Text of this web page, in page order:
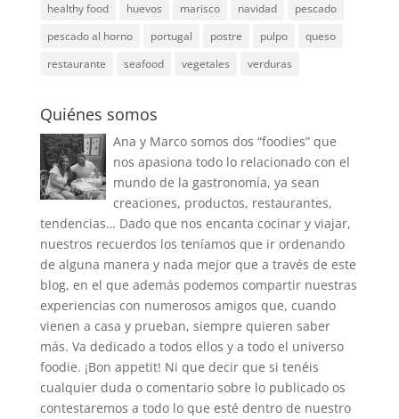
healthy food
huevos marisco navidad
pescado
pescado al horno
portugal postre pulpo
queso
restaurante
seafood vegetales verduras
Quiénes somos
Ana y Marco somos dos “foodies” que
nos apasiona todo lo relacionado con el
mundo de la gastronomía, ya sean
creaciones, productos, restaurantes,
tendencias… Dado que nos encanta cocinar y viajar,
nuestros recuerdos los teníamos que ir ordenando
de alguna manera y nada mejor que a través de este
blog, en el que además podemos compartir nuestras
experiencias con numerosos amigos que, cuando
vienen a casa y prueban, siempre quieren saber
más. Va dedicado a todos ellos y a todo el universo
foodie. ¡Bon appetit! Ni que decir que si tenéis
cualquier duda o comentario sobre lo publicado os
contestaremos a todo lo que esté dentro de nuestro